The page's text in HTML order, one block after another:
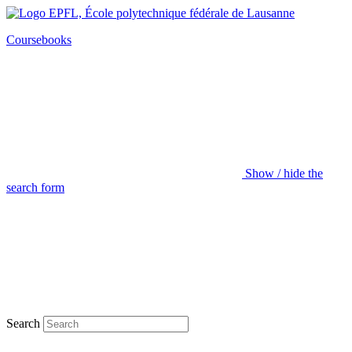
Coursebooks
Show / hide the
search form
Search